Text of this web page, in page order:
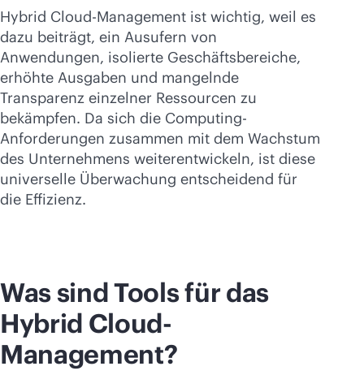
Hybrid Cloud-Management ist wichtig, weil es
dazu beiträgt, ein Ausufern von
Anwendungen, isolierte Geschäftsbereiche,
erhöhte Ausgaben und mangelnde
Transparenz einzelner Ressourcen zu
bekämpfen. Da sich die Computing-
Anforderungen zusammen mit dem Wachstum
des Unternehmens weiterentwickeln, ist diese
universelle Überwachung entscheidend für
die Effizienz.
Was sind Tools für das
Hybrid Cloud-
Management?